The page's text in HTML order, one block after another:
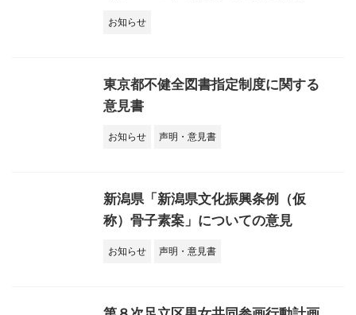
お知らせ
東京都不健全図書指定制度に関する
意見書
お知らせ 声明・意見書
新潟県「新潟県文化振興条例（仮
称）骨子素案」についての意見
お知らせ 声明・意見書